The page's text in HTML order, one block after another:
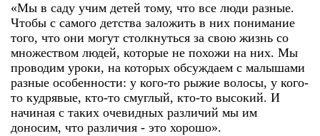
«Мы в саду учим детей тому, что все люди разные.
Чтобы с самого детства заложить в них понимание
того, что они могут столкнуться за свою жизнь со
множеством людей, которые не похожи на них. Мы
проводим уроки, на которых обсуждаем с малышами
разные особенности: у кого-то рыжие волосы, у кого-
то кудрявые, кто-то смуглый, кто-то высокий. И
начиная с таких очевидных различий мы им
доносим, что различия - это хорошо».